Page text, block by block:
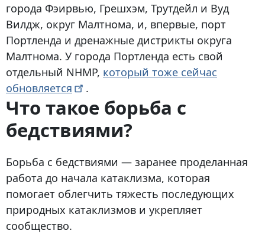
города Фэирвью, Грешхэм, Трутдейл и Вуд
Вилдж, округ Малтнома, и, впервые, порт
Портленда и дренажные дистрикты округа
Малтнома. У города Портленда есть свой
отдельный NHMP, который тоже сейчас
обновляется
.
Что такое борьба с
бедствиями?
Борьба с бедствиями — заранее проделанная
работа до начала катаклизма, которая
помогает облегчить тяжесть последующих
природных катаклизмов и укрепляет
сообщество.